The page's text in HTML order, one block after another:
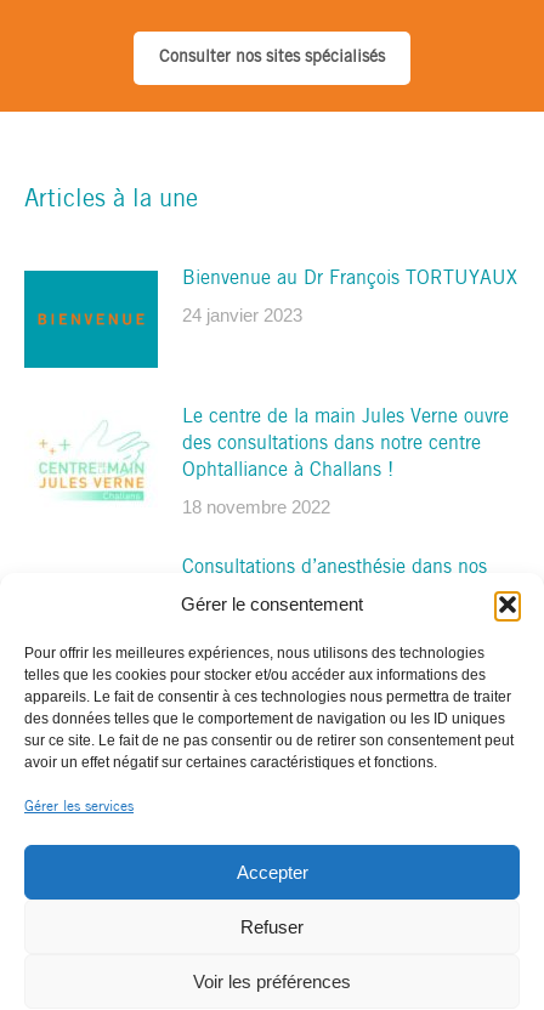
Gérer le consentement
Pour offrir les meilleures expériences, nous utilisons des technologies
telles que les cookies pour stocker et/ou accéder aux informations des
appareils. Le fait de consentir à ces technologies nous permettra de traiter
des données telles que le comportement de navigation ou les ID uniques
sur ce site. Le fait de ne pas consentir ou de retirer son consentement peut
avoir un effet négatif sur certaines caractéristiques et fonctions.
Gérer les services
Accepter
Refuser
Voir les préférences
Consulter nos sites spécialisés
Articles à la une
Bienvenue au Dr François TORTUYAUX
24 janvier 2023
Le centre de la main Jules Verne ouvre
des consultations dans notre centre
Ophtalliance à Challans !
18 novembre 2022
Consultations d’anesthésie dans nos
centres Ophtalliance